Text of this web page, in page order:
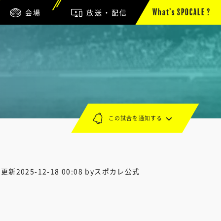
会場 放送・配信 What’s SPOCALE ?
新2025-12-18 00:08 byスポカレ公式
この試合を通知する